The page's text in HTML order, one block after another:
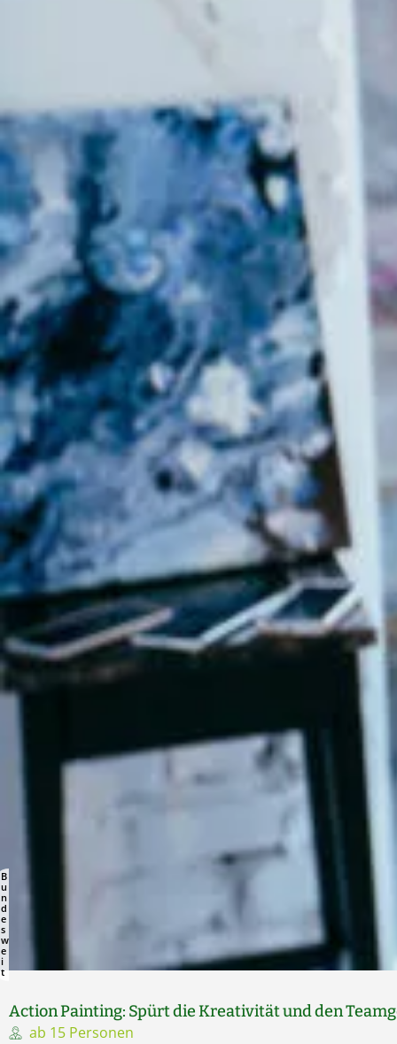
B
u
n
d
e
s
w
e
i
t
Action Painting: Spürt die Kreativität und den
ab 15 Personen